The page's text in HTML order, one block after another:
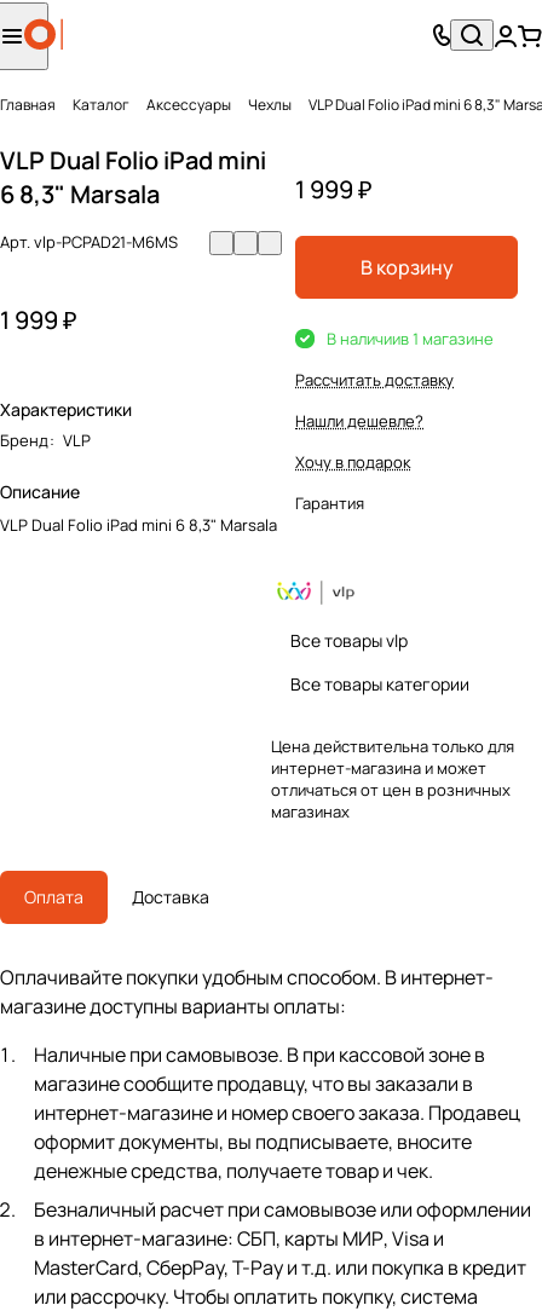
Главная Каталог Аксесcуары Чехлы VLP Dual Folio iPad mini 6 8,3"
VLP Dual Folio iPad mini
6 8,3" Marsala
Арт.vlp-PCPAD21-M6MS
1 999 ₽
Характеристики
Бренд: VLP
Описание
VLP Dual Folio iPad mini 6 8,3" Marsala
1 999 ₽
В корзину
В наличиив 1 магазине
Рассчитать доставку
Нашли дешевле?
Хочу в подарок
Гарантия
Все товары vlp
Все товары категории
Цена действительна только для
интернет-магазина и может
отличаться от цен в розничных
магазинах
Оплата Доставка
Оплачивайте покупки удобным способом. В интернет-
магазине доступны варианты оплаты:
Наличные при самовывозе. В при кассовой зоне в
магазине сообщите продавцу, что вы заказали в
интернет-магазине и номер своего заказа. Продавец
оформит документы, вы подписываете, вносите
денежные средства, получаете товар и чек.
Безналичный расчет при самовывозе или оформлении
в интернет-магазине: СБП, карты МИР, Visa и
MasterCard, СберPay, Т-Pay и т.д. или покупка в кредит
или рассрочку. Чтобы оплатить покупку, система